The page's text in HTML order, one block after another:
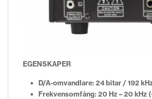
EGENSKAPER
D/A-omvandlare: 24 bitar / 192
Frekvensomfång: 20 Hz – 20 kHz